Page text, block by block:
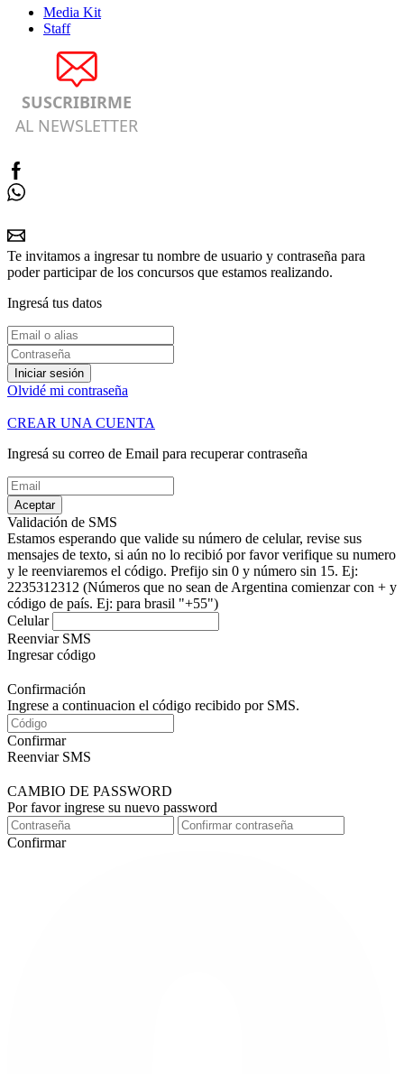
Media Kit
Staff
SUSCRIBIRME
AL NEWSLETTER
Te invitamos a ingresar tu nombre de usuario y contraseña para
poder participar de los concursos que estamos realizando.
Ingresá tus datos
Iniciar sesión
Olvidé mi contraseña
CREAR UNA CUENTA
Ingresá su correo de Email para recuperar contraseña
Aceptar
Validación de SMS
Estamos esperando que valide su número de celular, revise sus
mensajes de texto, si aún no lo recibió por favor verifique su numero
y le reenviaremos el código. Prefijo sin 0 y número sin 15. Ej:
2235312312 (Números que no sean de Argentina comienzar con + y
código de país. Ej: para brasil "+55")
Celular
Reenviar SMS
Ingresar código
Confirmación
Ingrese a continuacion el código recibido por SMS.
Confirmar
Reenviar SMS
CAMBIO DE PASSWORD
Por favor ingrese su nuevo password
Confirmar